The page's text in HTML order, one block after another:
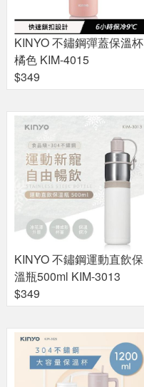
KINYO 不鏽鋼彈蓋保溫杯
橘色 KIM-4015
$349
KINYO 不鏽鋼運動直飲保
溫瓶500ml KIM-3013
$349